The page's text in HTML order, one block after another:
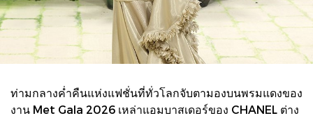
ท่ามกลางค่ำคืนแห่งแฟชั่นที่ทั่วโลกจับตามองบนพรมแดงของ
งาน Met Gala 2026 เหล่าแอมบาสเดอร์ของ CHANEL ต่าง